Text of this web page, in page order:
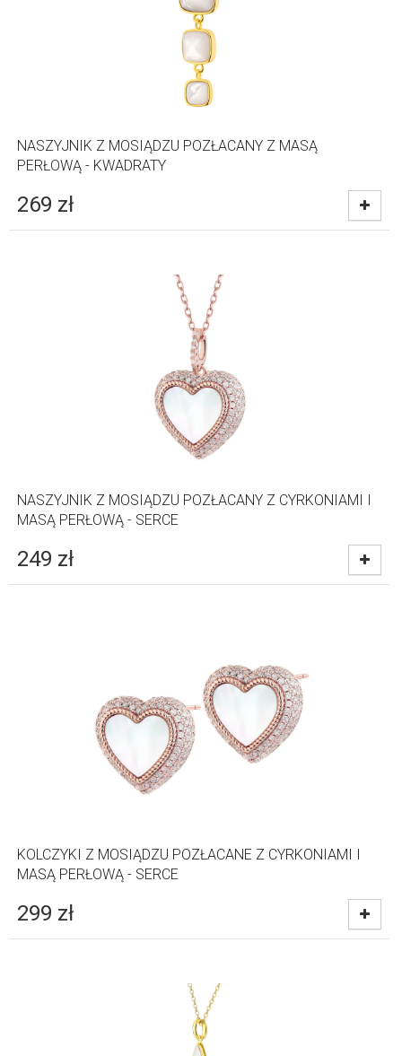
NASZYJNIK Z MOSIĄDZU POZŁACANY Z MASĄ
PERŁOWĄ - KWADRATY
269 zł
NASZYJNIK Z MOSIĄDZU POZŁACANY Z CYRKONIAMI I
MASĄ PERŁOWĄ - SERCE
249 zł
KOLCZYKI Z MOSIĄDZU POZŁACANE Z CYRKONIAMI I
MASĄ PERŁOWĄ - SERCE
299 zł